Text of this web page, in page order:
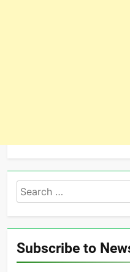
Search
for:
Subscribe to